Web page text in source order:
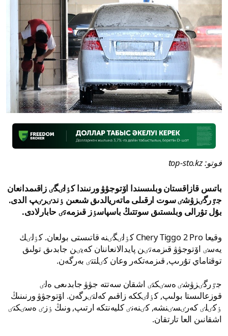
فوتو: top-sto.kz
باتىس قازاقستان وبلىسىندا اۆتوجۋۋ ورنىندا كٶلٸگٸ زاقىمدانعان
جٷرگٸزۋشٸ سوت ارقىلى ماتەريالدىق شىعىن ٶندٸرٸپ الدى.
بۇل تۋرالى وبلىستىق سوتتىڭ باسپاسٶز قىزمەتٸ حابارلادى.
وقيعا Chery Tiggo 2 Pro كٶلٸگٸنە قاتىستى بولعان. كٶلٸك
يەسٸ اۆتوجۋۋ قىزمەتٸن پايدالانعاننان كەيٸن جابدىق تولىق
توقتاماي تۇرىپ, قىزمەتكەر وعان كٸلتتٸ بەرگەن.
جٷرگٸزۋشٸ ەسٸكتٸ اشقان سەتتە جۋۋ جابدىعى ەلٸ
قوزعالىستا بولىپ, كٶلٸككە زاقىم كەلتٸرگەن. اۆتوجۋۋ ورنىنىڭ
ٶكٸلٸ كەرٸسٸنشە, كٸنەنٸ كليەنتكە ارتىپ, ونىڭ ٶزٸ ەسٸكتٸ
اشقانىن العا تارتقان.